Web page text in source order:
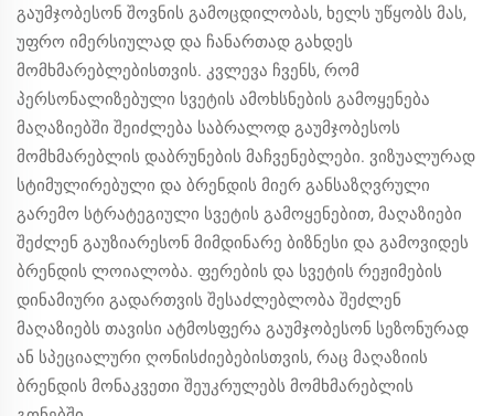
გაუმჯობესონ შოვნის გამოცდილობას, ხელს უწყობს მას,
უფრო იმერსიულად და ჩანართად გახდეს
მომხმარებლებისთვის. კვლევა ჩვენს, რომ
პერსონალიზებული სვეტის ამოხსნების გამოყენება
მაღაზიებში შეიძლება საბრალოდ გაუმჯობესოს
მომხმარებლის დაბრუნების მაჩვენებლები. ვიზუალურად
სტიმულირებული და ბრენდის მიერ განსაზღვრული
გარემო სტრატეგიული სვეტის გამოყენებით, მაღაზიები
შეძლენ გაუზიარესონ მიმდინარე ბიზნესი და გამოვიდეს
ბრენდის ლოიალობა. ფერების და სვეტის რეჟიმების
დინამიური გადართვის შესაძლებლობა შეძლენ
მაღაზიებს თავისი ატმოსფერა გაუმჯობესონ სეზონურად
ან სპეციალური ღონისძიებებისთვის, რაც მაღაზიის
ბრენდის მონაკვეთი შეუკრულებს მომხმარებლის